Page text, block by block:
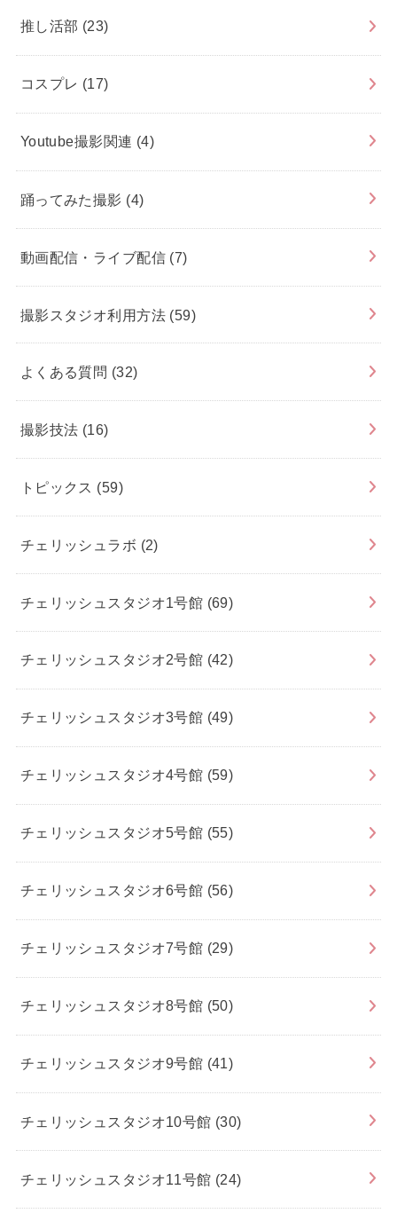
推し活部 (23)
コスプレ (17)
Youtube撮影関連 (4)
踊ってみた撮影 (4)
動画配信・ライブ配信 (7)
撮影スタジオ利用方法 (59)
よくある質問 (32)
撮影技法 (16)
トピックス (59)
チェリッシュラボ (2)
チェリッシュスタジオ1号館 (69)
チェリッシュスタジオ2号館 (42)
チェリッシュスタジオ3号館 (49)
チェリッシュスタジオ4号館 (59)
チェリッシュスタジオ5号館 (55)
チェリッシュスタジオ6号館 (56)
チェリッシュスタジオ7号館 (29)
チェリッシュスタジオ8号館 (50)
チェリッシュスタジオ9号館 (41)
チェリッシュスタジオ10号館 (30)
チェリッシュスタジオ11号館 (24)